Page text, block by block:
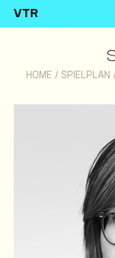
VTR
HOME / SPIELPLAN